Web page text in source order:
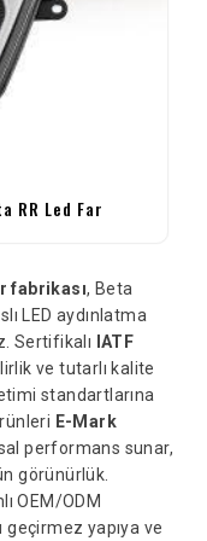
RR Led Far
fabrikası, Beta
LED aydınlatma
Sertifikalı IATF
ve tutarlı kalite
standartlarına
E-Mark
performans sunar,
görünürlük.
OEM/ODM
geçirmez yapıya ve